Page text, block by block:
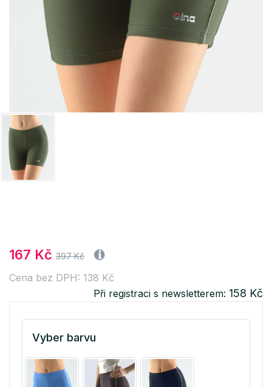
167 Kč 397 Kč
Cena bez DPH: 138 Kč
Při registraci s newsletterem: 158 Kč
Vyber barvu